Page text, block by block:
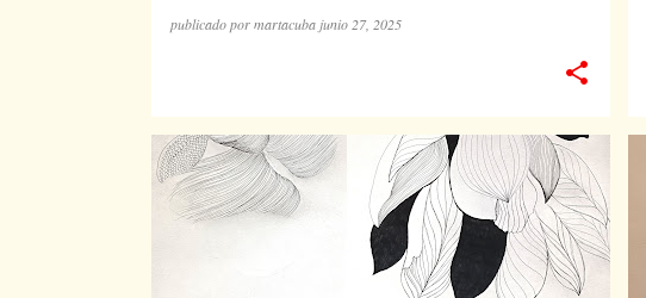
publicado pormartacuba junio 27, 2025
DIBUJOS PSICOANÁLISIS